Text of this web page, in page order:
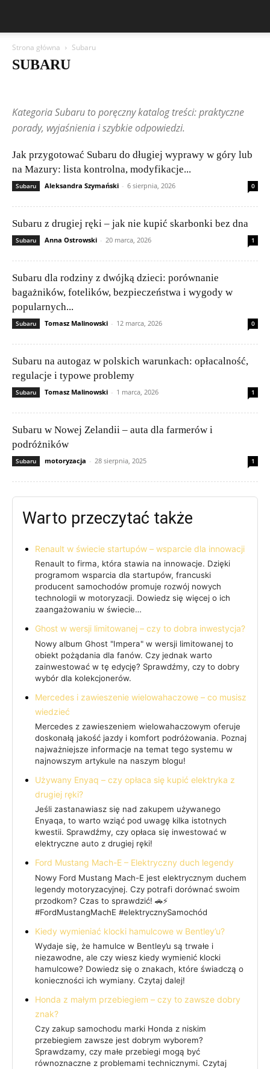
Strona główna Subaru
SUBARU
Honda
Hyundai Jeep Kia Lamborghini Lexus
Maserati
Mazda
Mercedes-Benz Mitsubishi Nissan
Porsche
Publikacje czytelników Renault
Subaru
Tesla Toyota Volkswagen (VW) Volvo
Kategoria Subaru to poręczny katalog treści: praktyczne
porady, wyjaśnienia i szybkie odpowiedzi.
Jak przygotować Subaru do długiej wyprawy w góry lub
na Mazury: lista kontrolna, modyfikacje...
Subaru Aleksandra Szymański - 6 sierpnia, 2026 0
Subaru z drugiej ręki – jak nie kupić skarbonki bez dna
Subaru Anna Ostrowski - 20 marca, 2026 1
Subaru dla rodziny z dwójką dzieci: porównanie
bagażników, fotelików, bezpieczeństwa i wygody w
popularnych...
Subaru Tomasz Malinowski - 12 marca, 2026 0
Subaru na autogaz w polskich warunkach: opłacalność,
regulacje i typowe problemy
Subaru Tomasz Malinowski - 1 marca, 2026 1
Subaru w Nowej Zelandii – auta dla farmerów i
podróżników
Subaru motoryzacja - 28 sierpnia, 2025 1
Warto przeczytać także
Renault w świecie startupów – wsparcie dla innowacji
Renault to firma, która stawia na innowacje. Dzięki
programom wsparcia dla startupów, francuski
producent samochodów promuje rozwój nowych
technologii w motoryzacji. Dowiedz się więcej o ich
zaangażowaniu w świecie…
Ghost w wersji limitowanej – czy to dobra inwestycja?
Nowy album Ghost "Impera" w wersji limitowanej to
obiekt pożądania dla fanów. Czy jednak warto
zainwestować w tę edycję? Sprawdźmy, czy to dobry
wybór dla kolekcjonerów.
Mercedes i zawieszenie wielowahaczowe – co musisz
wiedzieć
Mercedes z zawieszeniem wielowahaczowym oferuje
doskonałą jakość jazdy i komfort podróżowania. Poznaj
najważniejsze informacje na temat tego systemu w
najnowszym artykule na naszym blogu!
Używany Enyaq – czy opłaca się kupić elektryka z
drugiej ręki?
Jeśli zastanawiasz się nad zakupem używanego
Enyaqa, to warto wziąć pod uwagę kilka istotnych
kwestii. Sprawdźmy, czy opłaca się inwestować w
elektryczne auto z drugiej ręki!
Ford Mustang Mach-E – Elektryczny duch legendy
Nowy Ford Mustang Mach-E jest elektrycznym duchem
legendy motoryzacyjnej. Czy potrafi dorównać swoim
przodkom? Czas to sprawdzić! 🚗⚡
#FordMustangMachE #elektrycznySamochód
Kiedy wymieniać klocki hamulcowe w Bentley’u?
Wydaje się, że hamulce w Bentley’u są trwałe i
niezawodne, ale czy wiesz kiedy wymienić klocki
hamulcowe? Dowiedz się o znakach, które świadczą o
konieczności ich wymiany. Czytaj dalej!
Honda z małym przebiegiem – czy to zawsze dobry
znak?
Czy zakup samochodu marki Honda z niskim
przebiegiem zawsze jest dobrym wyborem?
Sprawdzamy, czy małe przebiegi mogą być
równoznaczne z problemami technicznymi. Czytaj